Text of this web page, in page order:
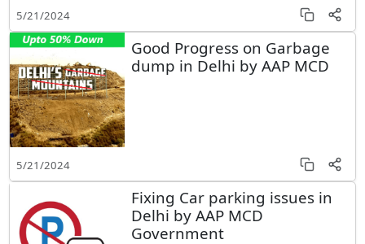
5/21/2024
Good Progress on Garbage
dump in Delhi by AAP MCD
5/21/2024
Fixing Car parking issues in
Delhi by AAP MCD
Government